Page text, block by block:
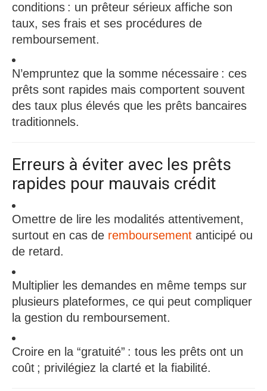
conditions : un prêteur sérieux affiche son
taux, ses frais et ses procédures de
remboursement.​
N’empruntez que la somme nécessaire : ces
prêts sont rapides mais comportent souvent
des taux plus élevés que les prêts bancaires
traditionnels.
Erreurs à éviter avec les prêts
rapides pour mauvais crédit
Omettre de lire les modalités attentivement,
surtout en cas de remboursement anticipé ou
de retard.​
Multiplier les demandes en même temps sur
plusieurs plateformes, ce qui peut compliquer
la gestion du remboursement.
Croire en la “gratuité” : tous les prêts ont un
coût ; privilégiez la clarté et la fiabilité.